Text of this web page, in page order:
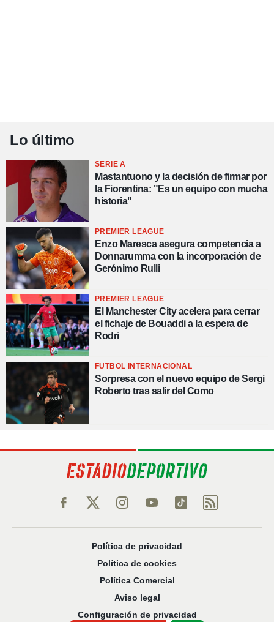
Lo último
SERIE A
Mastantuono y la decisión de firmar por
la Fiorentina: "Es un equipo con mucha
historia"
PREMIER LEAGUE
Enzo Maresca asegura competencia a
Donnarumma con la incorporación de
Gerónimo Rulli
PREMIER LEAGUE
El Manchester City acelera para cerrar
el fichaje de Bouaddi a la espera de
Rodri
FÚTBOL INTERNACIONAL
Sorpresa con el nuevo equipo de Sergi
Roberto tras salir del Como
Política de privacidad
Política de cookies
Política Comercial
Aviso legal
Configuración de privacidad